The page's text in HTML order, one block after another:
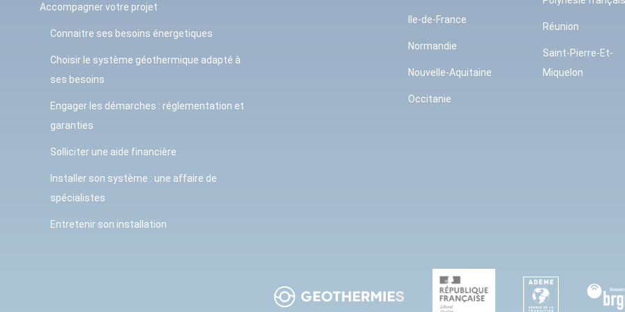
Accompagner votre projet
Connaitre ses besoins énergetiques
Choisir le système géothermique adapté à
ses besoins
Engager les démarches : réglementation et
garanties
Solliciter une aide financière
Installer son système : une affaire de
spécialistes
Entretenir son installation
Ile-de-France
Normandie
Nouvelle-Aquitaine
Occitanie
Réunion
Saint-Pierre-Et-
Miquelon